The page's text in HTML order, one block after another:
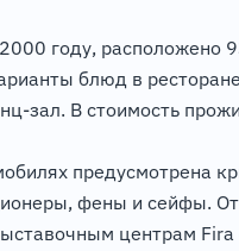
году, расположено
блюд в
зал. В стоимость
предусмотрена
фены и сейфы.
центрам